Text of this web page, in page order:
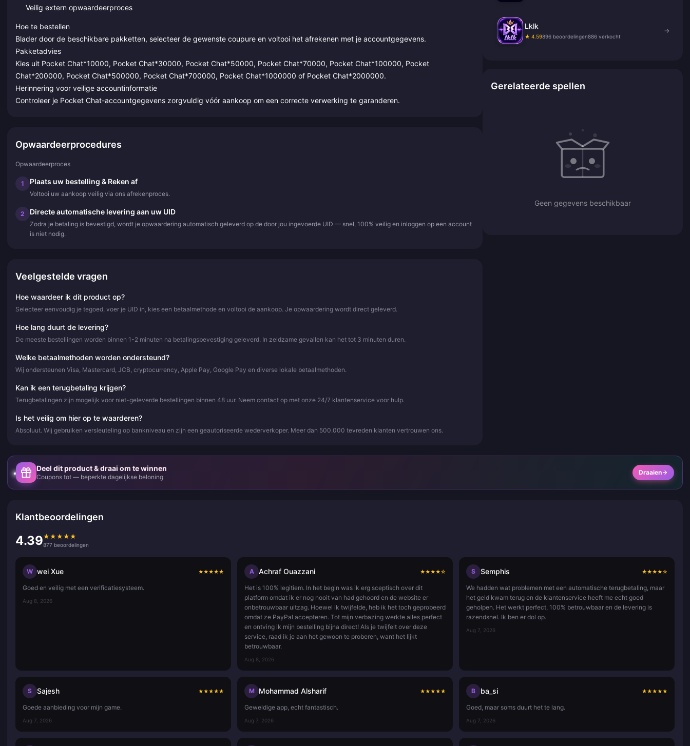
Veilig extern opwaardeerproces
Hoe te bestellen
Blader door de beschikbare pakketten, selecteer de gewenste coupure en voltooi het afrekenen met je accountgegevens.
Pakketadvies
Kies uit Pocket Chat*10000, Pocket Chat*30000, Pocket Chat*50000, Pocket Chat*70000, Pocket Chat*100000, Pocket
Chat*200000, Pocket Chat*500000, Pocket Chat*700000, Pocket Chat*1000000 of Pocket Chat*2000000.
Herinnering voor veilige accountinformatie
Controleer je Pocket Chat-accountgegevens zorgvuldig vóór aankoop om een correcte verwerking te garanderen.
Opwaardeerprocedures
Opwaardeerproces
1 Plaats uw bestelling & Reken af
Voltooi uw aankoop veilig via ons afrekenproces.
2 Directe automatische levering aan uw UID
Zodra je betaling is bevestigd, wordt je opwaardering automatisch geleverd op de door jou ingevoerde UID — snel, 100% veilig en inloggen op een account
is niet nodig.
Veelgestelde vragen
Hoe waardeer ik dit product op?
Selecteer eenvoudig je tegoed, voer je UID in, kies een betaalmethode en voltooi de aankoop. Je opwaardering wordt direct geleverd.
Hoe lang duurt de levering?
De meeste bestellingen worden binnen 1-2 minuten na betalingsbevestiging geleverd. In zeldzame gevallen kan het tot 3 minuten duren.
Welke betaalmethoden worden ondersteund?
Wij ondersteunen Visa, Mastercard, JCB, cryptocurrency, Apple Pay, Google Pay en diverse lokale betaalmethoden.
Kan ik een terugbetaling krijgen?
Terugbetalingen zijn mogelijk voor niet-geleverde bestellingen binnen 48 uur. Neem contact op met onze 24/7 klantenservice voor hulp.
Is het veilig om hier op te waarderen?
Absoluut. Wij gebruiken versleuteling op bankniveau en zijn een geautoriseerde wederverkoper. Meer dan 500.000 tevreden klanten vertrouwen ons.
Lklk
★ 4.59896 beoordelingen886 verkocht
→
Gerelateerde spellen
Geen gegevens beschikbaar
Deel dit product & draai om te winnen
Coupons tot — beperkte dagelijkse beloning
Draaien
Klantbeoordelingen
4.39★ ★ ★ ★ ★
877 beoordelingen
W wei Xue ★★★★★
Goed en veilig met een verificatiesysteem.
Aug 8, 2026
A Achraf Ouazzani ★★★★☆
Het is 100% legitiem. In het begin was ik erg sceptisch over dit
platform omdat ik er nog nooit van had gehoord en de website er
onbetrouwbaar uitzag. Hoewel ik twijfelde, heb ik het toch geprobeerd
omdat ze PayPal accepteren. Tot mijn verbazing werkte alles perfect
en ontving ik mijn bestelling bijna direct! Als je twijfelt over deze
service, raad ik je aan het gewoon te proberen, want het lijkt
betrouwbaar.
Aug 8, 2026
S Semphis ★★★★☆
We hadden wat problemen met een automatische terugbetaling, maar
het geld kwam terug en de klantenservice heeft me echt goed
geholpen. Het werkt perfect, 100% betrouwbaar en de levering is
razendsnel. Ik ben er dol op.
Aug 7, 2026
S Sajesh ★★★★★
Goede aanbieding voor mijn game.
Aug 7, 2026
M Mohammad Alsharif ★★★★★
Geweldige app, echt fantastisch.
Aug 7, 2026
B ba_si ★★★★★
Goed, maar soms duurt het te lang.
Aug 7, 2026